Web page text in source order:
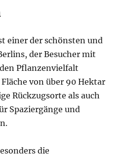
einer der schönsten und
der Besucher mit
Pflanzenvielfalt
von über 90 Hektar
Rückzugsorte als auch
Spaziergänge und
die